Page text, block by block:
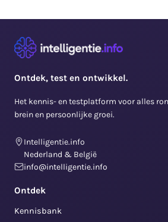
Ontdek, test en ontwikkel.
Het kennis- en testplatform voor alles
brein en persoonlijke groei.
Intelligentie.info
Nederland & België
info@intelligentie.info
Ontdek
Kennisbank